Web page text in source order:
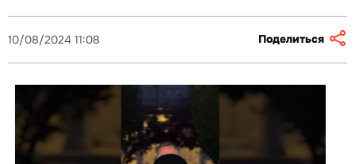
10/08/2024 11:08 Поделиться